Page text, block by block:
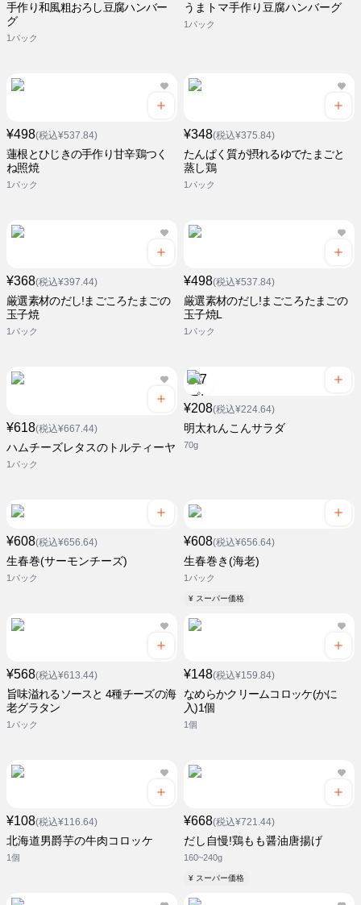
手作り和風粗おろし豆腐ハンバー
グ
1パック
うまトマ手作り豆腐ハンバーグ
1パック
¥498(税込¥537.84)
蓮根とひじきの手作り甘辛鶏つく
ね照焼
1パック
¥348(税込¥375.84)
たんぱく質が摂れるゆでたまごと
蒸し鶏
1パック
¥368(税込¥397.44)
厳選素材のだし!まごころたまごの
玉子焼
1パック
¥498(税込¥537.84)
厳選素材のだし!まごころたまごの
玉子焼L
1パック
¥618(税込¥667.44)
ハムチーズレタスのトルティーヤ
1パック
¥208(税込¥224.64)
明太れんこんサラダ
70g
¥608(税込¥656.64)
生春巻(サーモンチーズ)
1パック
¥608(税込¥656.64)
生春巻き(海老)
1パック
¥ スーパー価格
¥568(税込¥613.44)
旨味溢れるソースと 4種チーズの海
老グラタン
1パック
¥148(税込¥159.84)
なめらかクリームコロッケ(かに
入)1個
1個
¥108(税込¥116.64)
北海道男爵芋の牛肉コロッケ
1個
¥668(税込¥721.44)
だし自慢!鶏もも醤油唐揚げ
160~240g
¥ スーパー価格